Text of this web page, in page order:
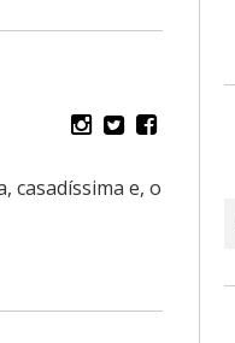
casadíssima e, o